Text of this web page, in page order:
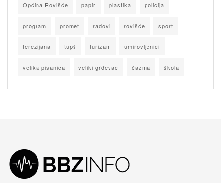
Općina Rovišće papir plastika policija
program promet radovi rovišće sport
terezijana tupš turizam umirovljenici
velika pisanica veliki grđevac čazma škola